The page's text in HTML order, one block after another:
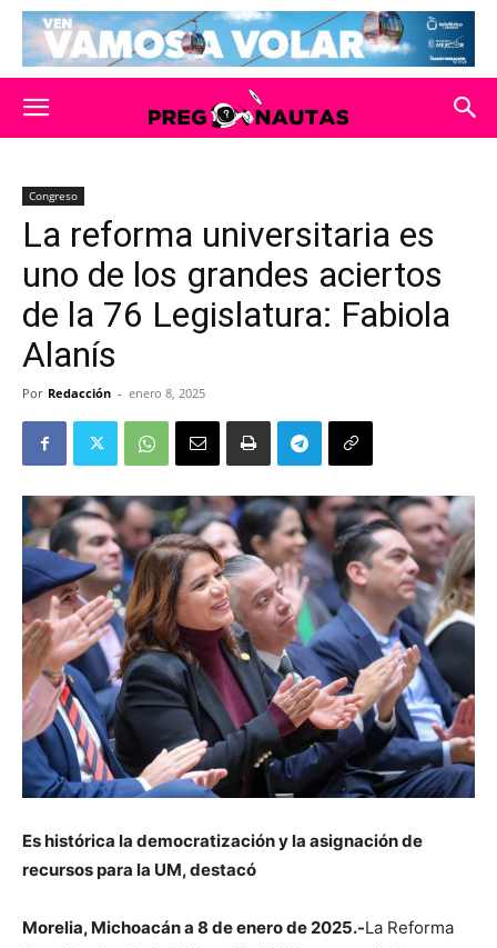
Congreso
La reforma universitaria es
uno de los grandes aciertos
de la 76 Legislatura: Fabiola
Alanís
Por Redacción - enero 8, 2025
Es histórica la democratización y la asignación de
recursos para la UM, destacó
Morelia, Michoacán a 8 de enero de 2025.-La Reforma